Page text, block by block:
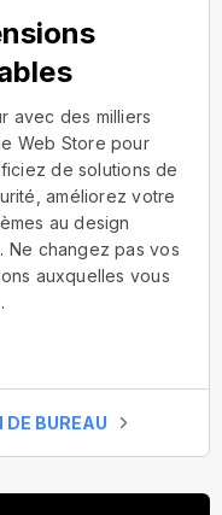
avec des milliers
Web Store pour
de solutions de
améliorez votre
au design
Ne changez pas vos
auxquelles vous
DE BUREAU